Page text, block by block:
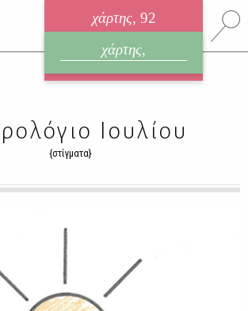
χάρτης, 92
ηλεκτρονικό περιοδικό
ΑΥΓΟΥΣΤΟΣ 2026
χάρτης,
Ioυλίου
{στίγματα}